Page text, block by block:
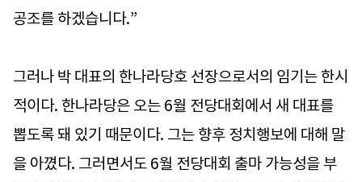
공조를 하겠습니다.”
그러나 박 대표의 한나라당호 선장으로서의 임기는 한시
적이다. 한나라당은 오는 6월 전당대회에서 새 대표를
뽑도록 돼 있기 때문이다. 그는 향후 정치행보에 대해 말
을 아꼈다. 그러면서도 6월 전당대회 출마 가능성을 부